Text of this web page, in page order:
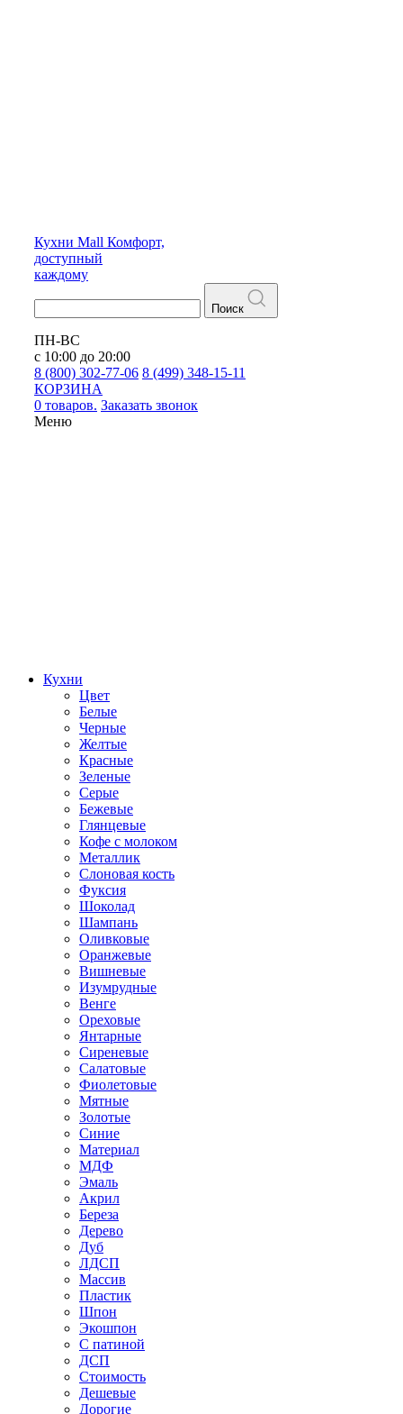
Кухни Mall Комфорт,
доступный
каждому
Поиск
ПН-ВС
с 10:00 до 20:00
8 (800) 302-77-06 8 (499) 348-15-11
КОРЗИНА
0 товаров. Заказать звонок
Меню
Кухни
Цвет
Белые
Черные
Желтые
Красные
Зеленые
Серые
Бежевые
Глянцевые
Кофе с молоком
Металлик
Слоновая кость
Фуксия
Шоколад
Шампань
Оливковые
Оранжевые
Вишневые
Изумрудные
Венге
Ореховые
Янтарные
Сиреневые
Салатовые
Фиолетовые
Мятные
Золотые
Синие
Материал
МДФ
Эмаль
Акрил
Береза
Дерево
Дуб
ЛДСП
Массив
Пластик
Шпон
Экошпон
С патиной
ДСП
Стоимость
Дешевые
Дорогие